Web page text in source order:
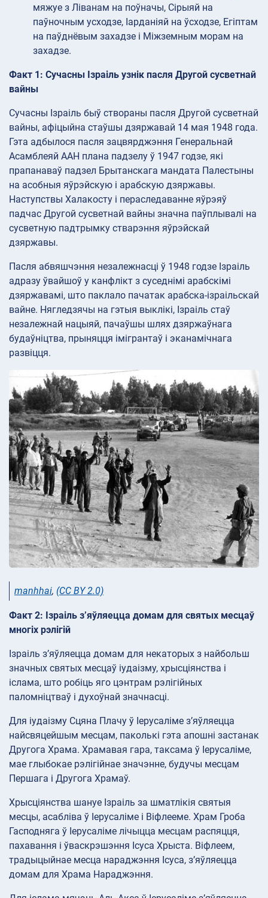
мяжуе з Ліванам на поўначы, Сірыяй на
паўночным усходзе, Іарданіяй на ўсходзе, Егіптам
на паўднёвым захадзе і Міжземным морам на
захадзе.
Факт 1: Сучасны Ізраіль узнік пасля Другой сусветнай
вайны
Сучасны Ізраіль быў створаны пасля Другой сусветнай
вайны, афіцыйна стаўшы дзяржавай 14 мая 1948 года.
Гэта адбылося пасля зацвярджэння Генеральнай
Асамблеяй ААН плана падзелу ў 1947 годзе, які
прапанаваў падзел Брытанскага мандата Палестыны
на асобныя яўрэйскую і арабскую дзяржавы.
Наступствы Халакосту і пераследаванне яўрэяў
падчас Другой сусветнай вайны значна паўплывалі на
сусветную падтрымку стварэння яўрэйскай
дзяржавы.
Пасля абвяшчэння незалежнасці ў 1948 годзе Ізраіль
адразу ўвайшоў у канфлікт з суседнімі арабскімі
дзяржавамі, што паклало пачатак арабска-ізраільскай
вайне. Нягледзячы на гэтыя выклікі, Ізраіль стаў
незалежнай нацыяй, пачаўшы шлях дзяржаўнага
будаўніцтва, прыняцця імігрантаў і эканамічнага
развіцця.
manhhai, (CC BY 2.0)
Факт 2: Ізраіль з’яўляецца домам для святых месцаў
многіх рэлігій
Ізраіль з’яўляецца домам для некаторых з найбольш
значных святых месцаў іудаізму, хрысціянства і
іслама, што робіць яго цэнтрам рэлігійных
паломніцтваў і духоўнай значнасці.
Для іудаізму Сцяна Плачу ў Іерусаліме з’яўляецца
найсвяцейшым месцам, паколькі гэта апошні застанак
Другога Храма. Храмавая гара, таксама ў Іерусаліме,
мае глыбокае рэлігійнае значэнне, будучы месцам
Першага і Другога Храмаў.
Хрысціянства шануе Ізраіль за шматлікія святыя
месцы, асабліва ў Іерусаліме і Віфлееме. Храм Гроба
Гасподняга ў Іерусаліме лічыцца месцам распяцця,
пахавання і ўваскрэшэння Ісуса Хрыста. Віфлеем,
традыцыйнае месца нараджэння Ісуса, з’яўляецца
домам для Храма Нараджэння.